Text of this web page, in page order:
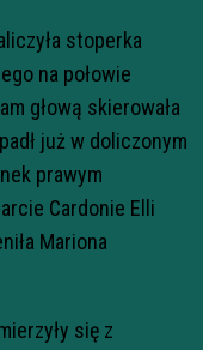
stoperka
na połowie
głową skierowała
już w doliczonym
prawym
Cardonie Elli
Mariona
się z